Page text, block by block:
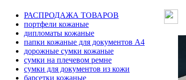
РАСПРОДАЖА ТОВАРОВ
портфели кожаные
дипломаты кожаные
папки кожаные для документов А4
дорожные сумки кожаные
сумки на плечевом ремне
сумки для документов из кожи
барсетки кожаные